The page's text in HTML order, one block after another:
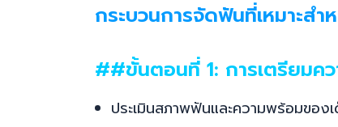
กระบวนการจัดฟันที่เหมาะสำ
##ขั้นตอนที่ 1: การเตรียมค
ประเมินสภาพฟันและความพร้อมของ